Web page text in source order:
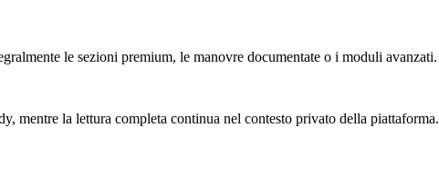
le sezioni premium, le manovre documentate o i moduli avanzati.
mentre la lettura completa continua nel contesto privato della piattaforma.